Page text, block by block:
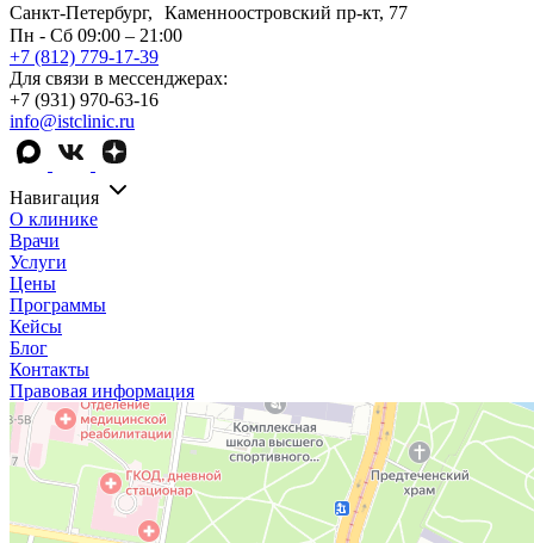
Санкт-Петербург, Каменноостровский пр-кт, 77
Пн - Сб 09:00 – 21:00
+7 (812) 779-17-39
Для связи в мессенджерах:
+7 (931) 970-63-16
info@istclinic.ru
Навигация
О клинике
Врачи
Услуги
Цены
Программы
Кейсы
Блог
Контакты
Правовая информация